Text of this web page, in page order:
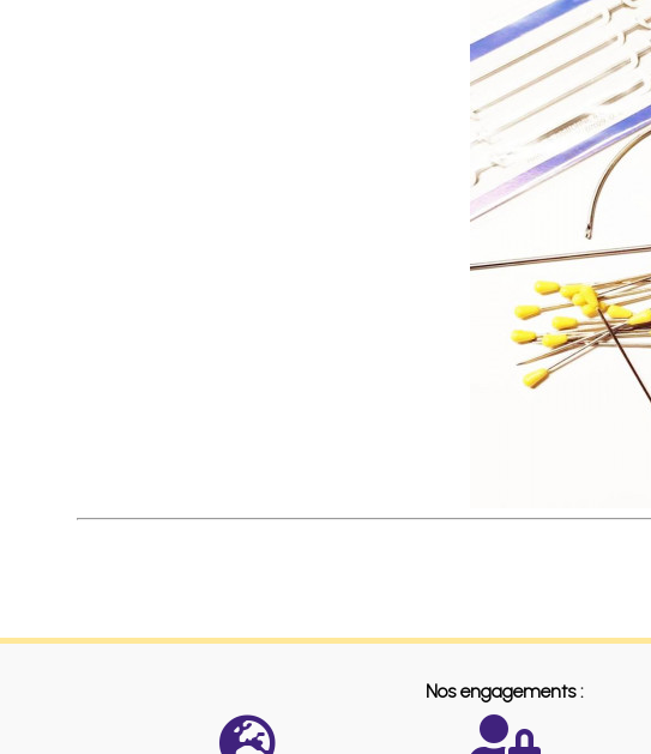
Nos engagements :